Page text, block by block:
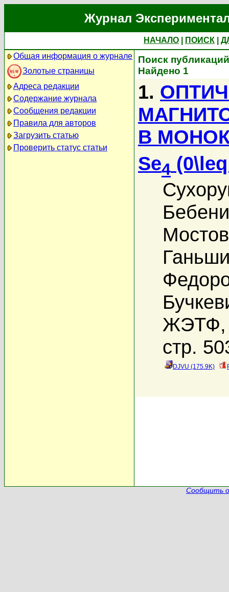
Журнал
НАЧАЛО ПОИСК
Общая информация о журнале
Золотые страницы
Адреса редакции
Содержание журнала
Сообщения редакции
Правила для авторов
Загрузить статью
Проверить статус статьи
Поиск
Найдено 1
1.
В
Se4
ЖЭТФ,
стр.
DJVU (175.9K)
Сообщить о